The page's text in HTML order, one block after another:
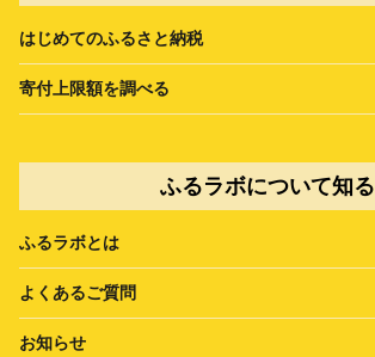
はじめてのふるさと納税
寄付上限額を調べる
ふるラボについて知る
ふるラボとは
よくあるご質問
お知らせ